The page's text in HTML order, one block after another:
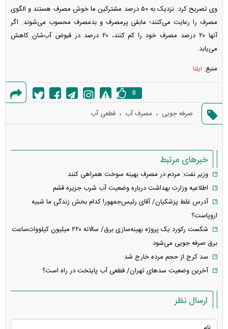
وی تصریح کرد: نزدیک به ۵۰ درصد مشترکین ما خوش مصرف هستند و الگوی
مصرف را رعایت می‌کنند؛ مابقی پرمصرف و بدمصرف محسوب می‌شوند. اگر
آنها ۲۰ درصد مصرف خود را کم کنند، ۲۰ درصد در قبوض آب‌شان کاهش
می‌یابد.
منبع: ایلنا
گزارش
خطا
0
صرفه جویی ، مصرف آب ، قطعی آب
خبرهای مرتبط
وزیر نفت: مردم در مصرف بهینه سوخت همراهی کنند
اطلاعیه وزارت بهداشت درباره وضعیت آب شرب جزیره قشم
آدرس غلط پزشکیان/ آقای رئیس‌جمهور! کدام بخش زندگی ما شبیه
اروپاست؟
شکست رکورد یک پروژه بهینه‌سازی برق/ سالانه ۲۲۰ میلیون کیلووات‌ساعت
برق صرفه جویی می‌شود
سد کرج از حجم مرده خارج شد
آخرین وضعیت سد‌های تهران/ قطعی آب پایتخت در راه است؟
ارسال نظر